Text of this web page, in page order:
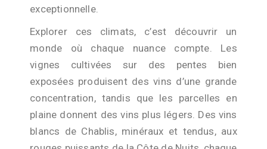
exceptionnelle.
Explorer ces climats, c’est découvrir un
monde où chaque nuance compte. Les
vignes cultivées sur des pentes bien
exposées produisent des vins d’une grande
concentration, tandis que les parcelles en
plaine donnent des vins plus légers. Des vins
blancs de Chablis, minéraux et tendus, aux